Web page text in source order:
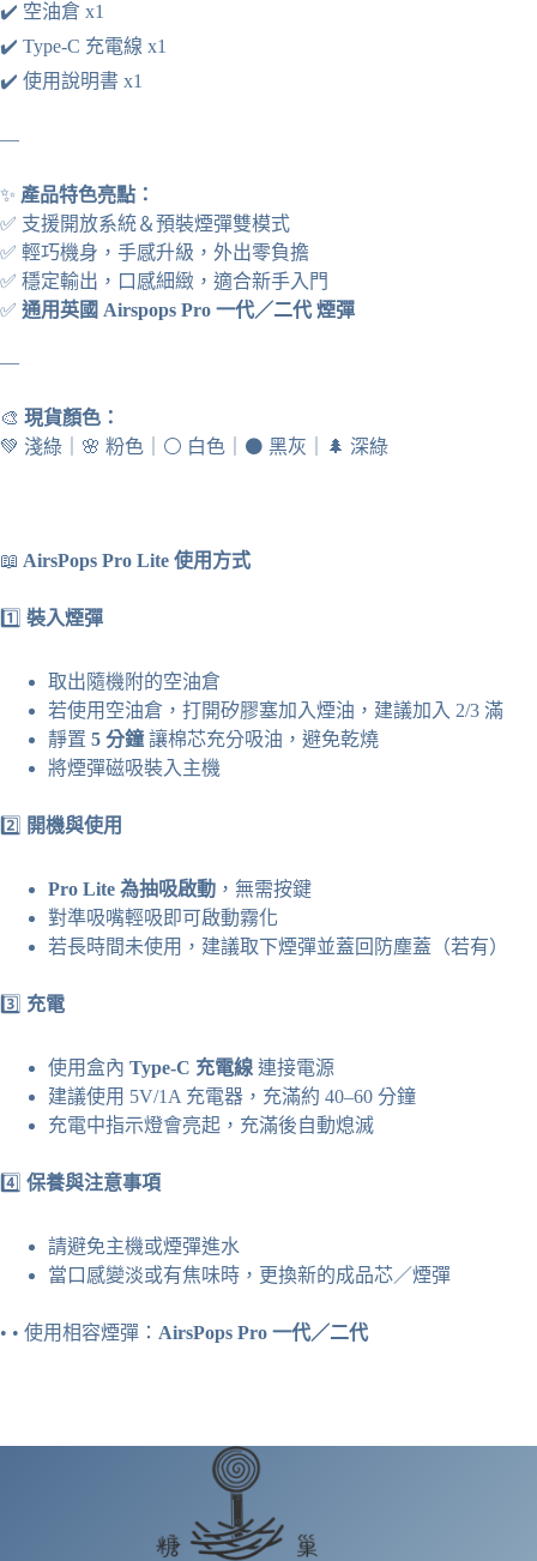
✔️ 空油倉 x1
✔️ Type-C 充電線 x1
✔️ 使用說明書 x1
—
✨ 產品特色亮點：
✅ 支援開放系統＆預裝煙彈雙模式
✅ 輕巧機身，手感升級，外出零負擔
✅ 穩定輸出，口感細緻，適合新手入門
✅ 通用英國 Airspops Pro 一代／二代 煙彈
—
🎨 現貨顏色：
💚 淺綠 🌸 粉色 ⚪ 白色 ⚫ 黑灰 🌲 深綠
📖 AirsPops Pro Lite 使用方式
1️⃣ 裝入煙彈
取出隨機附的空油倉
若使用空油倉，打開矽膠塞加入煙油，建議加入 2/3 滿
靜置 5 分鐘讓棉芯充分吸油，避免乾燒
將煙彈磁吸裝入主機
2️⃣ 開機與使用
Pro Lite 為抽吸啟動 ，無需按鍵
對準吸嘴輕吸即可啟動霧化
若長時間未使用，建議取下煙彈並蓋回防塵蓋（若有）
3️⃣ 充電
使用盒內 Type-C 充電線 連接電源
建議使用 5V/1A 充電器，充滿約 40–60 分鐘
充電中指示燈會亮起，充滿後自動熄滅
4️⃣ 保養與注意事項
請避免主機或煙彈進水
當口感變淡或有焦味時，更換新的成品芯／煙彈
• • 使用相容煙彈： AirsPops Pro 一代／二代